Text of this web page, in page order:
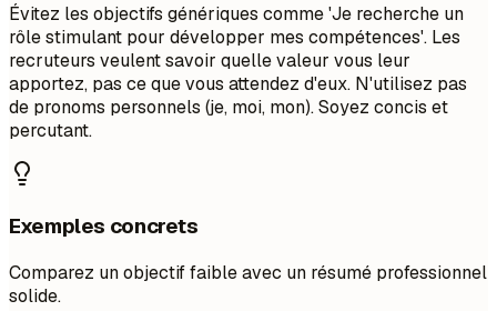
Évitez les objectifs génériques comme 'Je recherche un
rôle stimulant pour développer mes compétences'. Les
recruteurs veulent savoir quelle valeur vous leur
apportez, pas ce que vous attendez d'eux. N'utilisez pas
de pronoms personnels (je, moi, mon). Soyez concis et
percutant.
Exemples concrets
Comparez un objectif faible avec un résumé professionnel
solide.